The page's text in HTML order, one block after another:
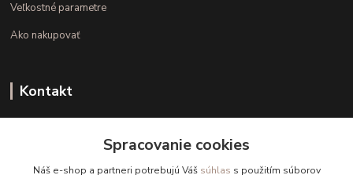
Veľkostné parametre
Ako nakupovať
Kontakt
(Po.-Pi. 10.00 - 15.00)Spracovanie cookies
Náš e-shop a partneri potrebujú Váš súhlas s použitím súborov